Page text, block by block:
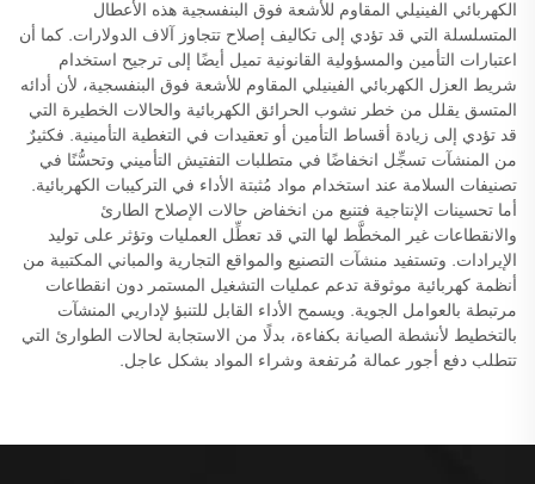
الكهربائي الفينيلي المقاوم للأشعة فوق البنفسجية هذه الأعطال
المتسلسلة التي قد تؤدي إلى تكاليف إصلاح تتجاوز آلاف الدولارات. كما أن
اعتبارات التأمين والمسؤولية القانونية تميل أيضًا إلى ترجيح استخدام
شريط العزل الكهربائي الفينيلي المقاوم للأشعة فوق البنفسجية، لأن أدائه
المتسق يقلل من خطر نشوب الحرائق الكهربائية والحالات الخطيرة التي
قد تؤدي إلى زيادة أقساط التأمين أو تعقيدات في التغطية التأمينية. فكثيرٌ
من المنشآت تسجِّل انخفاضًا في متطلبات التفتيش التأميني وتحسُّنًا في
تصنيفات السلامة عند استخدام مواد مُثبتة الأداء في التركيبات الكهربائية.
أما تحسينات الإنتاجية فتنبع من انخفاض حالات الإصلاح الطارئ
والانقطاعات غير المخطَّط لها التي قد تعطِّل العمليات وتؤثر على توليد
الإيرادات. وتستفيد منشآت التصنيع والمواقع التجارية والمباني المكتبية من
أنظمة كهربائية موثوقة تدعم عمليات التشغيل المستمر دون انقطاعات
مرتبطة بالعوامل الجوية. ويسمح الأداء القابل للتنبؤ لإداريي المنشآت
بالتخطيط لأنشطة الصيانة بكفاءة، بدلًا من الاستجابة لحالات الطوارئ التي
تتطلب دفع أجور عمالة مُرتفعة وشراء المواد بشكل عاجل.